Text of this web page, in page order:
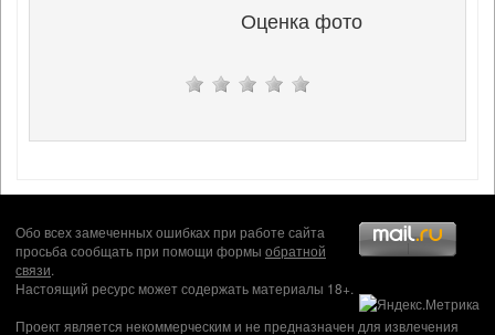
Оценка фото
Обо всех замеченных ошибках при работе сайта
просьба сообщать при помощи формы обратной
связи.
Настоящий ресурс может содержать материалы 18+.
Проект является некоммерческим и не предназначен для извлечения